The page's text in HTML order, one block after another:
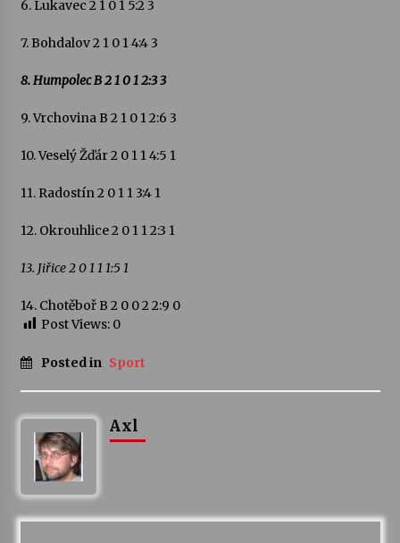
6. Lukavec 2 1 0 1 5:2 3
7. Bohdalov 2 1 0 1 4:4 3
8. Humpolec B 2 1 0 1 2:3 3
9. Vrchovina B 2 1 0 1 2:6 3
10. Veselý Žďár 2 0 1 1 4:5 1
11. Radostín 2 0 1 1 3:4 1
12. Okrouhlice 2 0 1 1 2:3 1
13. Jiřice 2 0 1 1 1:5 1
14. Chotěboř B 2 0 0 2 2:9 0
Post Views: 0
Posted in Sport
Axl